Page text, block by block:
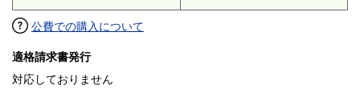
公費での購入について
適格請求書発行
対応しておりません